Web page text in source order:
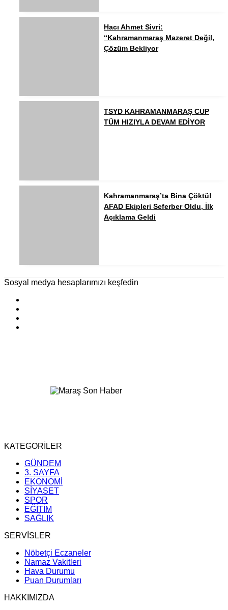
Hacı Ahmet Sivri:
“Kahramanmaraş Mazeret Değil,
Çözüm Bekliyor
TSYD KAHRAMANMARAŞ CUP
TÜM HIZIYLA DEVAM EDİYOR
Kahramanmaraş’ta Bina Çöktü!
AFAD Ekipleri Seferber Oldu, İlk
Açıklama Geldi
Sosyal medya hesaplarımızı keşfedin
KATEGORİLER
GÜNDEM
3. SAYFA
EKONOMİ
SİYASET
SPOR
EĞİTİM
SAĞLIK
SERVİSLER
Nöbetçi Eczaneler
Namaz Vakitleri
Hava Durumu
Puan Durumları
HAKKIMIZDA